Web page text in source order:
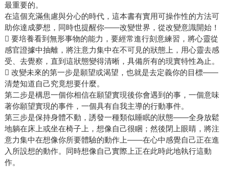
最重要的。
在這個充滿焦慮與分心的時代，這本書有實用可操作性的方法可
助你達成夢想，同時也提醒你——改變世界，從改變意識開始！
 要培養看到無形事物的能力，要經常進行刻意練習，將心靈從
感官證據中抽離，將注意力集中在不可見的狀態上，用心靈去感
受、去覺察，直到這狀態變得清晰，具備所有的現實特性為止。
 改變未來的第一步是願望或渴望，也就是去定義你的目標——
清楚知道自己究竟想要什麼。
第二步是構思一個你相信在願望實現後你會遇到的事，一個意味
著你願望實現的事件，一個具有自我主導的行動事件。
第三步是保持身體不動，誘發一種類似睡眠的狀態——全身放鬆
地躺在床上或坐在椅子上，想像自己很睏；然後閉上眼睛，將注
意力集中在想像你所要體驗的動作上——在心中感覺自己正在進
入所設想的動作。同時想像自己實際上正在此時此地執行這動
作。